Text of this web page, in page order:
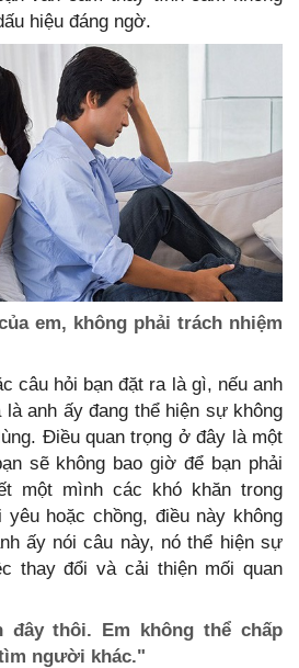
hiệu đáng ngờ.
em, không phải trách nhiệm
câu hỏi bạn đặt ra là gì, nếu anh
anh ấy đang thể hiện sự không
Điều quan trọng ở đây là một
sẽ không bao giờ để bạn phải
một mình các khó khăn trong
hoặc chồng, điều này không
ấy nói câu này, nó thể hiện sự
thay đổi và cải thiện mối quan
thôi. Em không thể chấp
người khác."